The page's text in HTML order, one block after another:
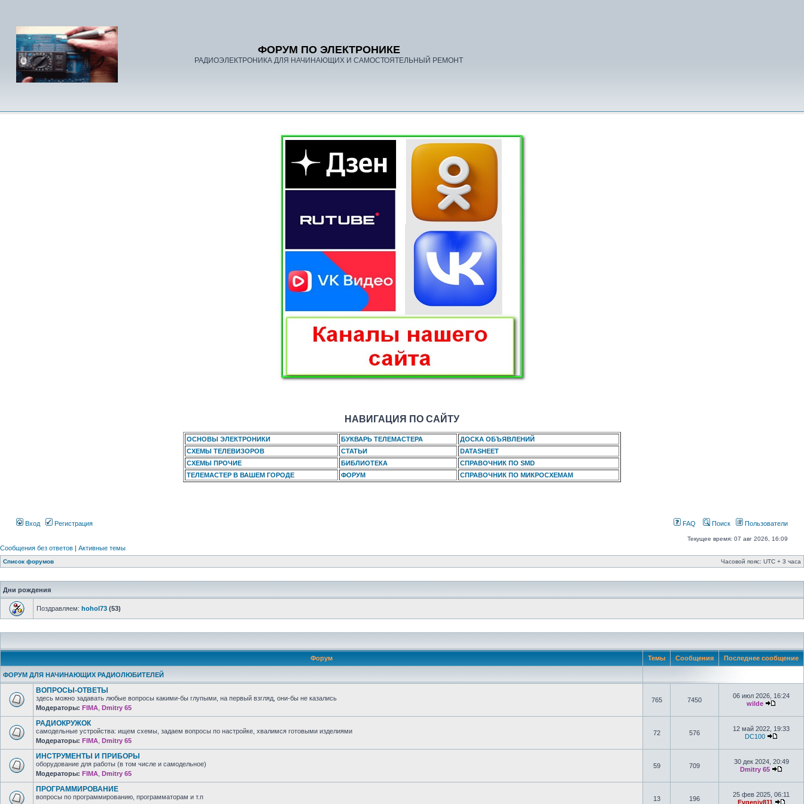
ФОРУМ ПО ЭЛЕКТРОНИКЕ
РАДИОЭЛЕКТРОНИКА ДЛЯ НАЧИНАЮЩИХ И САМОСТОЯТЕЛЬНЫЙ РЕМОНТ
НАВИГАЦИЯ ПО САЙТУ
ОСНОВЫ ЭЛЕКТРОНИКИ БУКВАРЬ ТЕЛЕМАСТЕРА
ДОСКА ОБЪЯВЛЕНИЙ
СХЕМЫ ТЕЛЕВИЗОРОВ
СТАТЬИ
DATASHEET
СХЕМЫ ПРОЧИЕ
БИБЛИОТЕКА
СПРАВОЧНИК ПО SMD
ТЕЛЕМАСТЕР В ВАШЕМ ГОРОДЕ
ФОРУМ СПРАВОЧНИК ПО МИКРОСХЕМАМ
Вход Регистрация FAQ Поиск Пользователи
Текущее время: 07 авг 2026, 16:09
Сообщения без ответов | Активные темы
Список форумов Часовой пояс: UTC + 3 часа
Дни рождения
Поздравляем: hohol73 (53)
Форум Темы Сообщения Последнее сообщение
ФОРУМ ДЛЯ НАЧИНАЮЩИХ РАДИОЛЮБИТЕЛЕЙ
ВОПРОСЫ-ОТВЕТЫ
здесь можно задавать любые вопросы какими-бы глупыми, на первый взгляд, они-бы не казались
Модераторы: FIMA Dmitry 65
765 7450
06 июл 2026, 16:24
wilde
РАДИОКРУЖОК
самодельные устройства: ищем схемы, задаем вопросы по настройке, хвалимся готовыми изделиями
Модераторы: FIMA Dmitry 65
72 576
12 май 2022, 19:33
DC100
ИНСТРУМЕНТЫ И ПРИБОРЫ
оборудование для работы (в том числе и самодельное)
Модераторы: FIMA Dmitry 65
59 709
30 дек 2024, 20:49
Dmitry 65
ПРОГРАММИРОВАНИЕ
вопросы по программированию, программаторам и т.п
13 196
25 фев 2025, 06:11
Evgeniy811